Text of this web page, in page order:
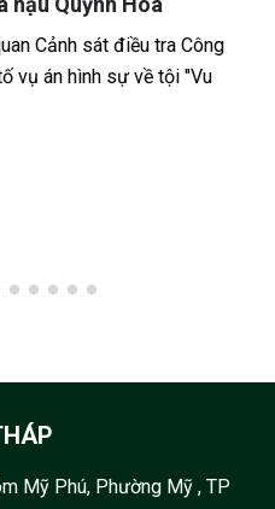
tử vong trong phòng
an TP Cần Thơ đang tiếp
Mỹ Phú, Phường Mỹ , TP